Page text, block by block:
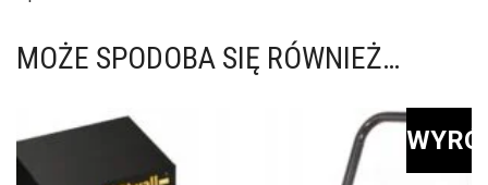
MOŻE SPODOBA SIĘ RÓWNIEŻ…